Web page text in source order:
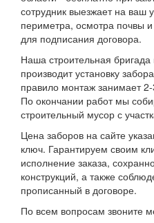
сотрудник выезжает на ваш
периметра, осмотра почвы
для подписания договора.
Наша строительная бригада
производит установку
правило монтаж занимает
По окончании работ мы
строительный мусор с
Цена заборов на сайте
ключ. Гарантируем своим
исполнение заказа,
конструкций, а также
прописанный в договоре.
По всем вопросам звоните